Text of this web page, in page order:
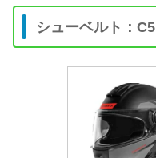
シューベルト：C5